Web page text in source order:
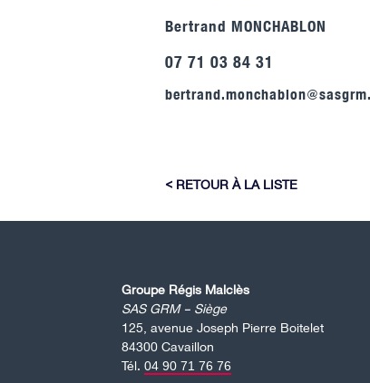
Bertrand MONCHABLON
07 71 03 84 31
RETOUR À LA LISTE
Groupe Régis Malclès
SAS GRM – Siège
125, avenue Joseph Pierre Boitelet
84300 Cavaillon
Tél.04 90 71 76 76